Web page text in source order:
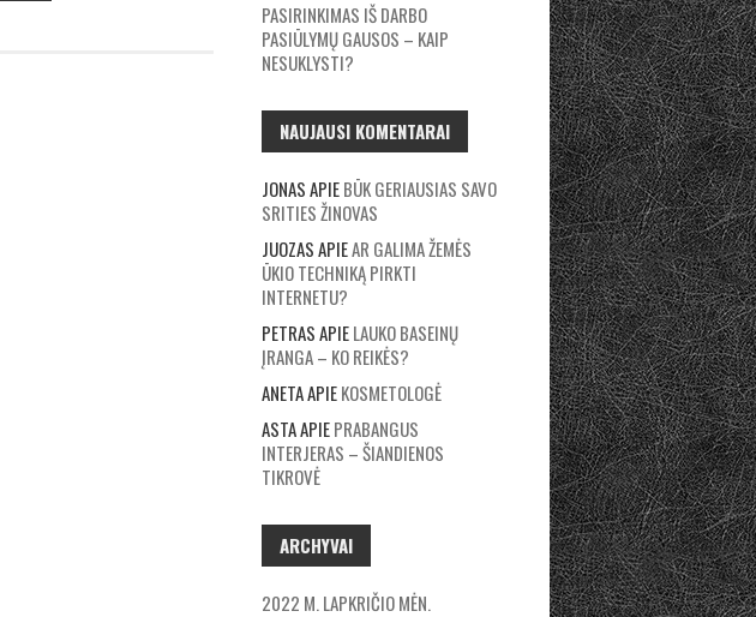
PASIRINKIMAS IŠ DARBO
PASIŪLYMŲ GAUSOS – KAIP
NESUKLYSTI?
NAUJAUSI KOMENTARAI
JONASAPIEBŪK GERIAUSIAS SAVO
SRITIES ŽINOVAS
JUOZASAPIEAR GALIMA ŽEMĖS
ŪKIO TECHNIKĄ PIRKTI
INTERNETU?
PETRASAPIELAUKO BASEINŲ
ĮRANGA – KO REIKĖS?
ANETAAPIEKOSMETOLOGĖ
ASTAAPIEPRABANGUS
INTERJERAS – ŠIANDIENOS
TIKROVĖ
ARCHYVAI
2022 M. LAPKRIČIO MĖN.